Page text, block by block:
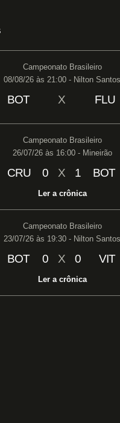
Campeonato Brasileiro
08/08/26 às 21:00 - Nilton Santos
BOT X FLU
Campeonato Brasileiro
26/07/26 às 16:00 - Mineirão
CRU 0 X 1 BOT
Ler a crônica
Campeonato Brasileiro
23/07/26 às 19:30 - Nilton Santos
BOT 0 X 0 VIT
Ler a crônica